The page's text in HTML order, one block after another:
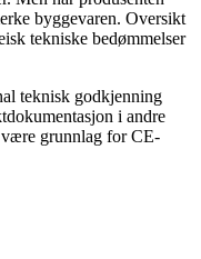
byggevaren. Oversikt
tekniske bedømmelser
teknisk godkjenning
i andre
grunnlag for CE-